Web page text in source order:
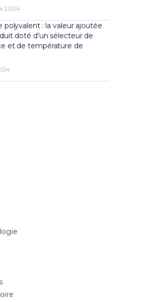
2024
polyvalent : la valeur ajoutée
doté d’un sélecteur de
et de température de